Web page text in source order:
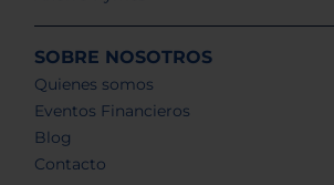
SOBRE NOSOTROS
Quienes somos
Eventos Financieros
Blog
Contacto